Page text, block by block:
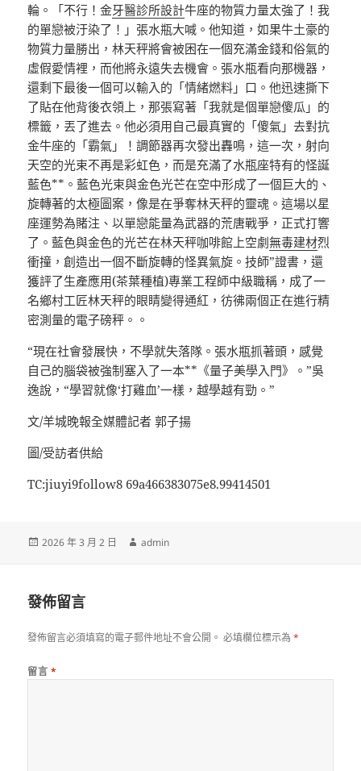
輪。「不行！金牙醫診所設計牛座的物質力量太強了！我
的單戀被汙染了！」張水瓶大喊。他知道，如果牛土豪的
物質力量勝出，林天秤將會被困在一個充滿金錢和俗氣的
虛假愛情裡，而他將永遠失去機會。張水瓶看向那機器，
還剩下最後一個可以輸入的「情緒燃料」口。他迅速撕下
了貼在他背後衣領上，那張寫著「我就是個單戀傻瓜」的
標籤，丟了進去。他必須用自己最真實的「傻氣」去對抗
金牛座的「霸氣」！調節器再次發出轟鳴，這一次，射向
天空的光束不再是彩虹色，而是充滿了水瓶座特有的怪誕
藍色**。藍色光束與金色光芒在空中形成了一個巨大的、
旋轉著的太極圖案，像是在爭奪林天秤的靈魂。這場以星
座運勢為賭注、以單戀能量為武器的荒唐戰爭，正式打響
了。藍色與金色的光芒在林天秤咖啡館上空劇無毒建材烈
衝撞，創造出一個不斷旋轉的怪異氣旋。技師”證書，還
獲評了生產應用(茶葉種植)專業工程師中級職稱，成了一
名鄉村工匠林天秤的眼睛變得通紅，彷彿兩個正在進行精
密測量的電子磅秤。。
“現在社會發展快，不學就失落隊。張水瓶抓著頭，感覺
自己的腦袋被強制塞入了一本**《量子美學入門》。”吳
逸說，“學習就像‘打雞血’一樣，越學越有勁。”
文/羊城晚報全媒體記者 郭子揚
圖/受訪者供給
TC:jiuyi9follow8 69a466383075e8.99414501
發
2026 年 3 月 2 日
作
admin
發佈留言
發佈留言必須填寫的電子郵件地址不會公開。 必填欄位標示為*
留言 *